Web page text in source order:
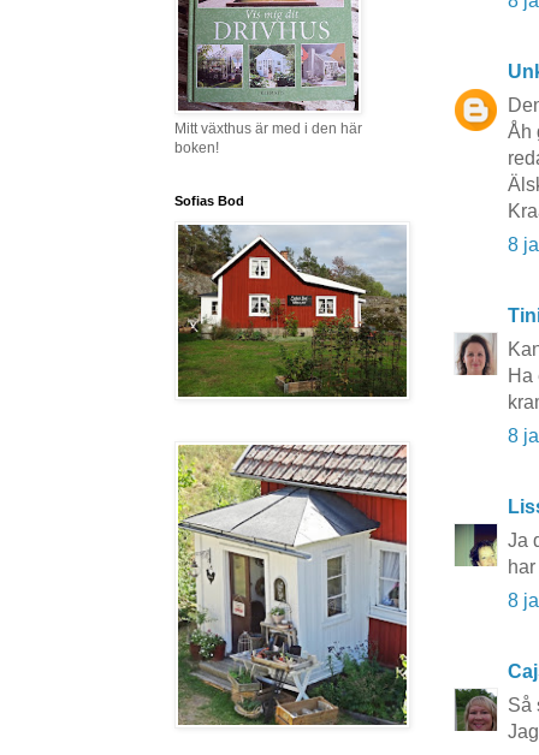
Åh
8
Ha
8
Ja
8
Så
Mitt växthus är med i den här
boken!
Sofias Bod